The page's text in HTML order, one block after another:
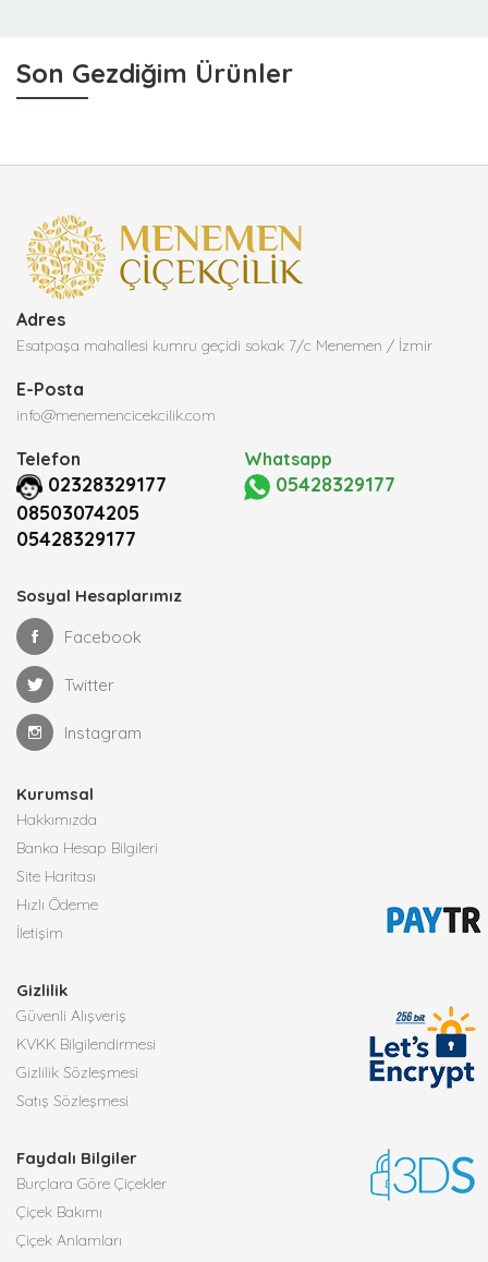
Son Gezdiğim Ürünler
Adres
Esatpaşa mahallesi kumru geçidi sokak 7/c Menemen / İzmir
E-Posta
info@menemencicekcilik.com
Telefon
02328329177
08503074205
05428329177
Whatsapp
05428329177
Sosyal Hesaplarımız
Facebook
Twitter
Instagram
Kurumsal
Hakkımızda
Banka Hesap Bilgileri
Site Haritası
Hızlı Ödeme
İletişim
Gizlilik
Güvenli Alışveriş
KVKK Bilgilendirmesi
Gizlilik Sözleşmesi
Satış Sözleşmesi
Faydalı Bilgiler
Burçlara Göre Çiçekler
Çiçek Bakımı
Çiçek Anlamları